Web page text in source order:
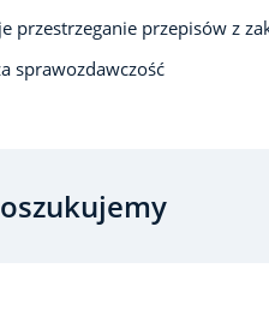
przestrzeganie przepisów z
sprawozdawczość